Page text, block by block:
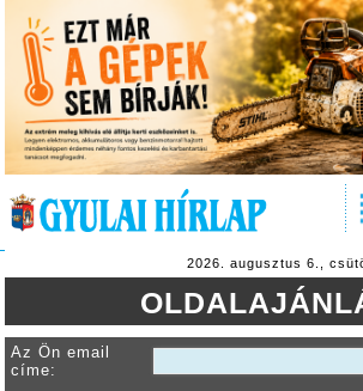
2026. augusztus 6.,
Az Ön email
címe: